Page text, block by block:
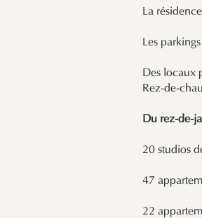
La
Les
Des locaux
Rez-de-
Du rez-de-
20 studios
47
22